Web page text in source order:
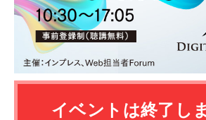
イベントは終了し